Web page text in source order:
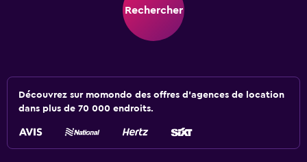
Rechercher
Découvrez sur momondo des offres d'agences de location
dans plus de 70 000 endroits.